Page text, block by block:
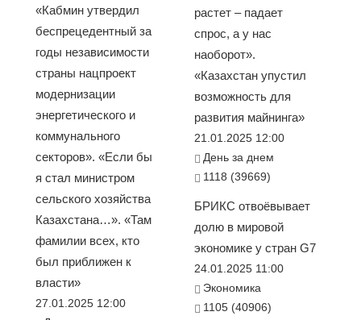
«Кабмин утвердил
беспрецедентный за
годы независимости
страны нацпроект
модернизации
энергетического и
коммунального
секторов». «Если бы
я стал министром
сельского хозяйства
Казахстана…». «Там
фамилии всех, кто
был приближен к
власти»
27.01.2025 12:00
растет – падает
спрос, а у нас
наоборот».
«Казахстан упустил
возможность для
развития майнинга»
21.01.2025 12:00
День за днем
1118 (39669)
БРИКС отвоёвывает
долю в мировой
экономике у стран G7
24.01.2025 11:00
Экономика
1105 (40906)